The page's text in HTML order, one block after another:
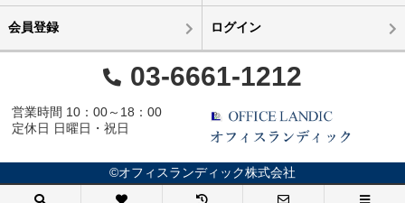
会員登録 ログイン
03-6661-1212
営業時間 10：00～18：00
定休日 日曜日・祝日
©オフィスランディック株式会社